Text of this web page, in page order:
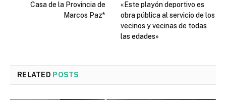
Casa de la Provincia de
Marcos Paz*
«Este playón deportivo es
obra pública al servicio de los
vecinos y vecinas de todas
las edades»
RELATED POSTS